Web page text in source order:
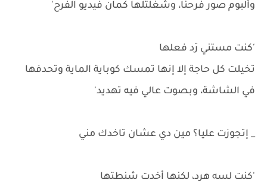
وألبوم صور فرحنا، وشغلتلها كمان فيديو الفرح'
'كنت مستني رَد فعلها
تخيلت كل حاجة إلا إنها تمسك كوباية الماية وتحدفها
في الشاشة، وبصوت عالي فيه تهديد'
_ إتجوزت عليا؟ مين دي عشان تاخدك مني
'كنت لسه هرد، لكنها أخدت شنطتها